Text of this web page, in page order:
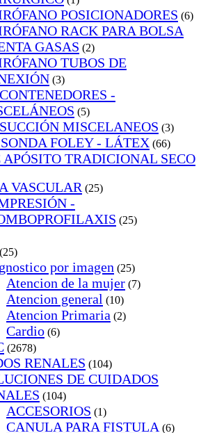
POSICIONADORES (6)
RACK PARA BOLSA
GASAS (2)
TUBOS DE
(3)
-
(5)
MISCELANEOS (3)
FOLEY - LÁTEX (66)
APÓSITO TRADICIONAL SECO
VASCULAR (25)
-
(25)
(25)
por imagen (25)
Atencion de la mujer (7)
Atencion general (10)
Atencion Primaria (2)
Cardio (6)
(2678)
RENALES (104)
DE CUIDADOS
(104)
ACCESORIOS (1)
CANULA PARA FISTULA (6)